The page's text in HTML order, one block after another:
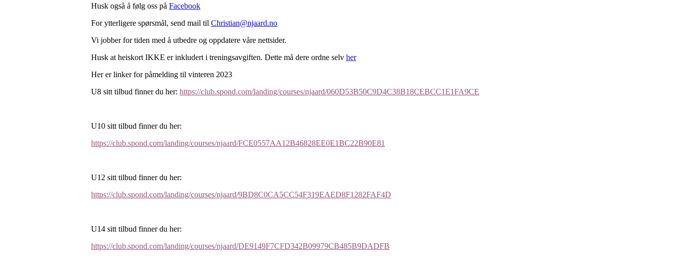
Husk også å følg oss på Facebook
For ytterligere spørsmål, send mail til Christian@njaard.no
Vi jobber for tiden med å utbedre og oppdatere våre nettsider.
Husk at heiskort IKKE er inkludert i treningsavgiften. Dette må dere ordne selv her
Her er linker for påmelding til vinteren 2023
U8 sitt tilbud finner du her: https://club.spond.com/landing/courses/njaard/060D53B50C9D4C38B18CEBCC1E1FA9CE
U10 sitt tilbud finner du her:
https://club.spond.com/landing/courses/njaard/FCE0557AA12B46828EE0E1BC22B90E81
U12 sitt tilbud finner du her:
https://club.spond.com/landing/courses/njaard/9BD8C0CA5CC54F319EAED8F1282FAF4D
U14 sitt tilbud finner du her:
https://club.spond.com/landing/courses/njaard/DE9149F7CFD342B09979CB485B9DADFB